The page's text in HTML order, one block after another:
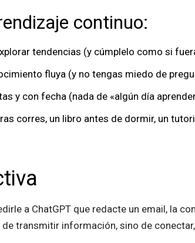
continuo:
tendencias (y cúmplelo como si
fluya (y no tengas miedo de
y con fecha (nada de «algún día
corres, un libro antes de dormir, un
a ChatGPT que redacte un email, la
transmitir información, sino de